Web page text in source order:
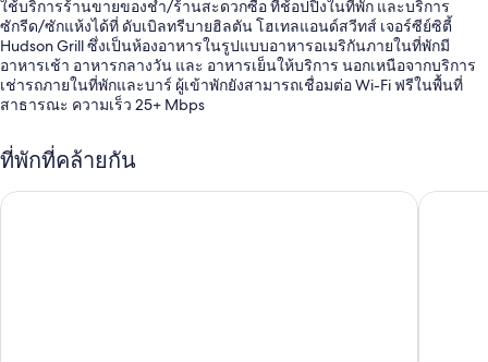
ใช้บริการร้านขายของชำ/ร้านสะดวกซื้อ ที่ช้อปปิ้งในที่พัก และบริการ
ซักรีด/ซักแห้งได้ที่ ดับเบิลทรีบายฮิลตัน โฮเทลแอนด์สวีทส์ เจอร์ซีย์ซิตี้
Hudson Grill ซึ่งเป็นห้องอาหารในรูปแบบอาหารอเมริกันภายในที่พักมี
อาหารเช้า อาหารกลางวัน และ อาหารเย็นให้บริการ นอกเหนือจากบริการ
เช่ารถภายในที่พักและบาร์ ผู้เข้าพักยังสามารถเชื่อมต่อ Wi-Fi ฟรีในพื้นที่
สาธารณะ ความเร็ว 25+ Mbps
อาหารเช้าชุดใหญ่สไตล์อังกฤษ (มีค่าบริการ), รถรับส่งในพื้นที่ฟรี และที่
จอดรถ (คิดค่าบริการ)
ที่พักที่คล้ายกัน
ไฮแอท เฮาส์ เจอร์ซีย์ซิตี้ ฮอลิเดย์